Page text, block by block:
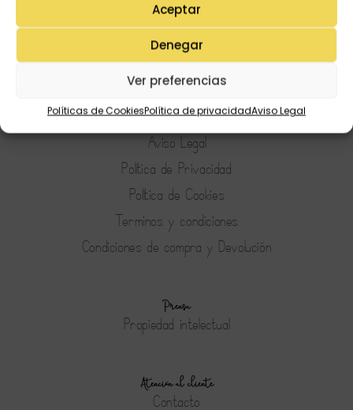
Aceptar
Denegar
Ver preferencias
Políticas de CookiesPolítica de privacidadAviso Legal
Descargas
Estado de mi pedido
Preguntas Frecuentes
Aviso Legal
Política de Privacidad
Política de Cookies
Terminos y condiciones
Condiciones de compra y Devolución
Prensa
Propiedad intelectual
Atención al cliente
Contacto